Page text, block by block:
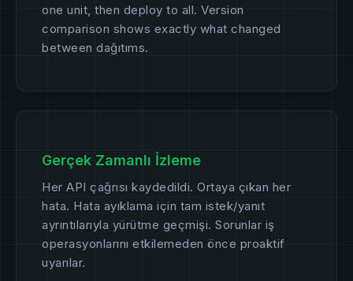
one unit, then deploy to all. Version
comparison shows exactly what changed
between dağıtıms.
Gerçek Zamanlı İzleme
Her API çağrısı kaydedildi. Ortaya çıkan her
hata. Hata ayıklama için tam istek/yanıt
ayrıntılarıyla yürütme geçmişi. Sorunlar iş
operasyonlarını etkilemeden önce proaktif
uyarılar.